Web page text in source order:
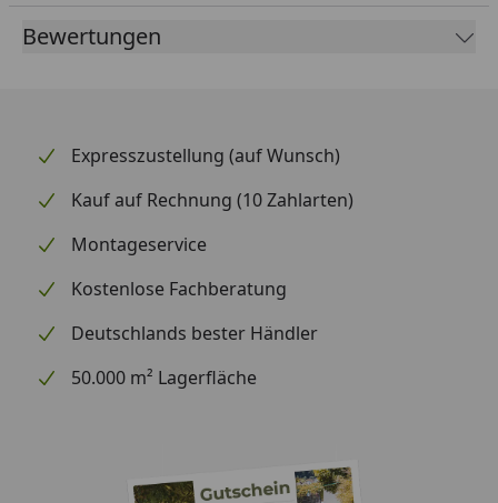
Bewertungen
Expresszustellung (auf Wunsch)
Kauf auf Rechnung (10 Zahlarten)
Montageservice
Kostenlose Fachberatung
Deutschlands bester Händler
50.000 m² Lagerfläche